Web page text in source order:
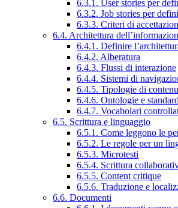
6.3.1. User stories per
6.3.2. Job stories per
6.3.3. Criteri di
6.4. Architettura
6.4.1. Definire
6.4.2. Alberatura
6.4.3. Flussi di interazione
6.4.4. Sistemi di
6.4.5. Tipologie di
6.4.6. Ontologie e standard
6.4.7. Vocabolari
6.5. Scrittura e linguaggio
6.5.1. Come leggono le
6.5.2. Le regole per un
6.5.3. Microtesti
6.5.4. Scrittura
6.5.5. Content critique
6.5.6. Traduzione e
6.6. Documenti